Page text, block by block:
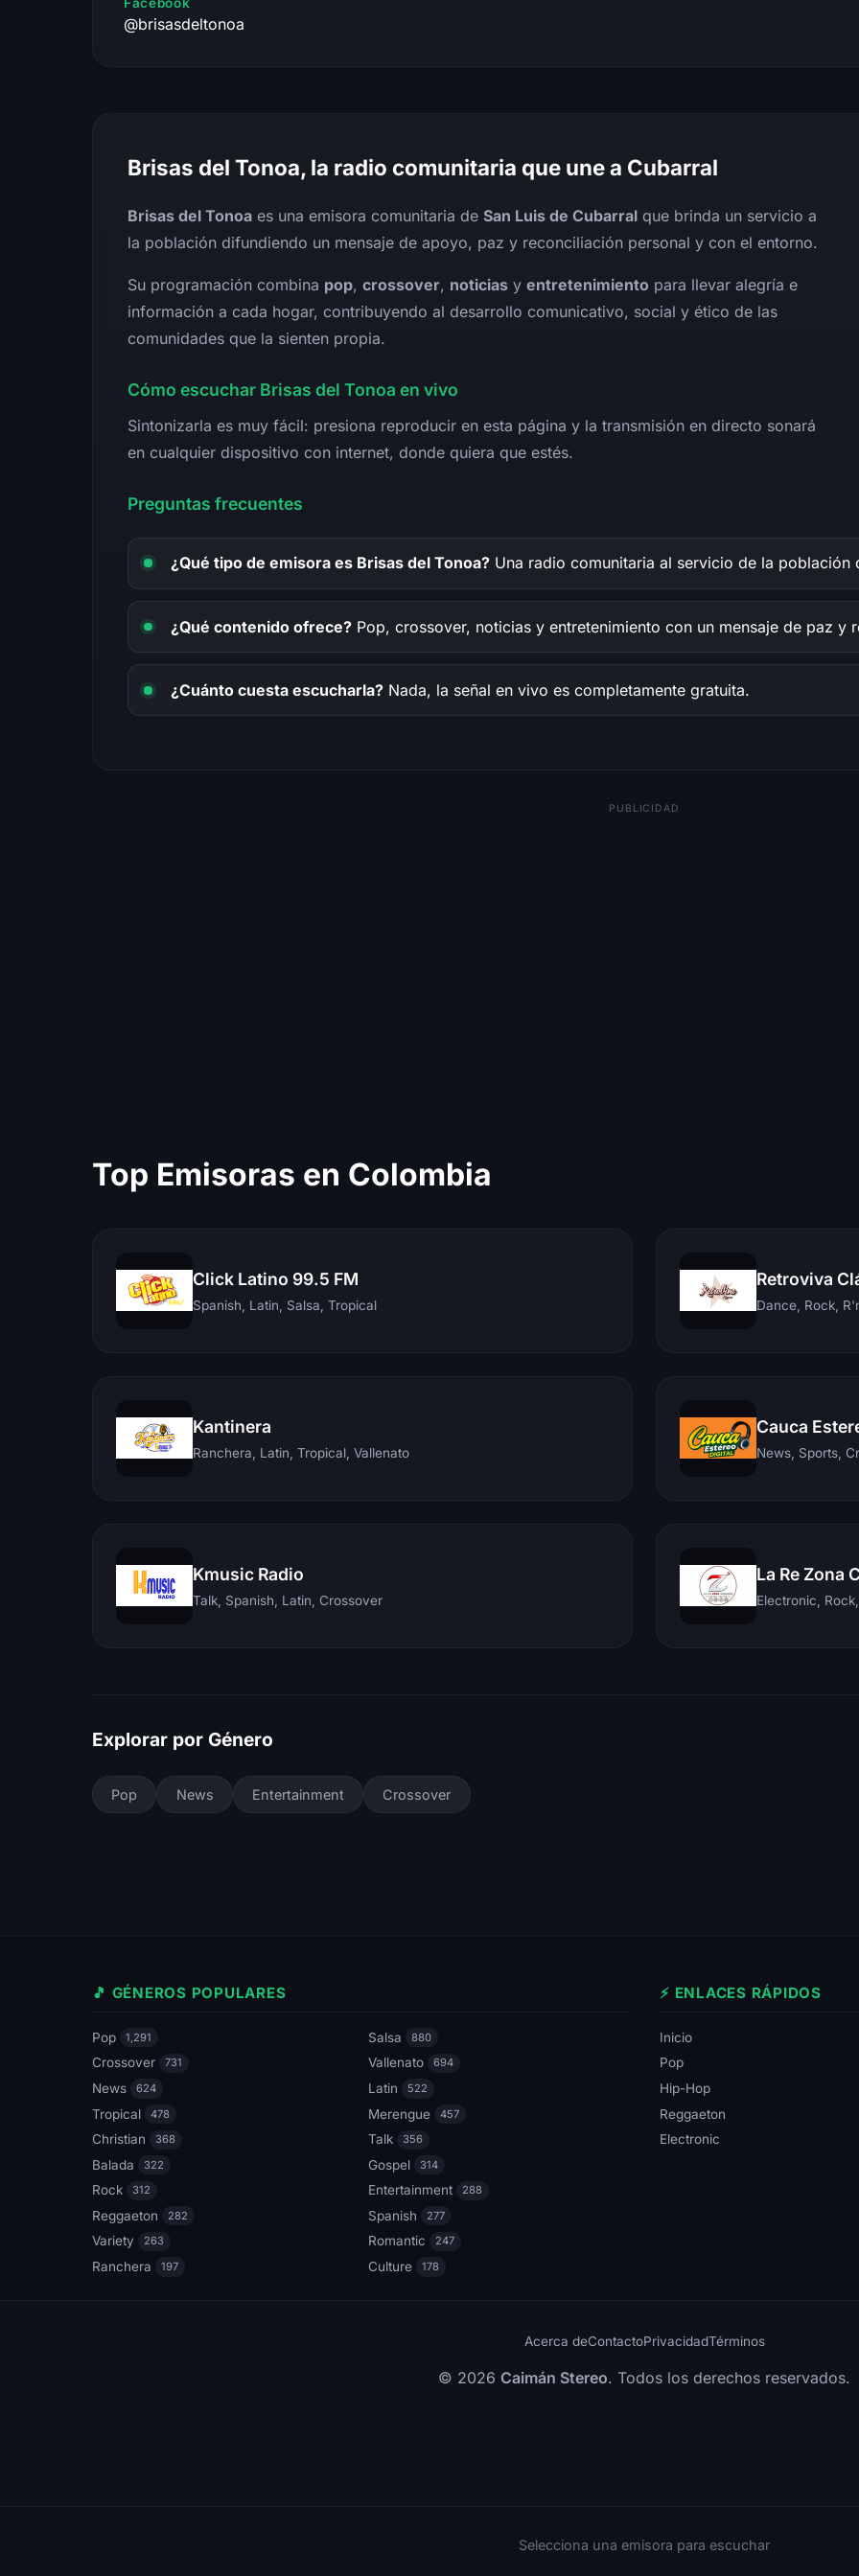
@brisasdeltonoa
Brisas del Tonoa, la radio comunitaria que une a Cubarral
Brisas del Tonoa es una emisora comunitaria de San Luis de Cubarral que brinda un servicio a
la población difundiendo un mensaje de apoyo, paz y reconciliación personal y con el entorno.
Su programación combina pop, crossover, noticias y entretenimiento para llevar alegría e
información a cada hogar, contribuyendo al desarrollo comunicativo, social y ético de las
comunidades que la sienten propia.
Cómo escuchar Brisas del Tonoa en vivo
Sintonizarla es muy fácil: presiona reproducir en esta página y la transmisión en directo sonará
en cualquier dispositivo con internet, donde quiera que estés.
Preguntas frecuentes
¿Qué tipo de emisora es Brisas del Tonoa? Una radio comunitaria al servicio de la población
¿Qué contenido ofrece? Pop, crossover, noticias y entretenimiento con un mensaje de paz y
¿Cuánto cuesta escucharla? Nada, la señal en vivo es completamente gratuita.
PUBLICIDAD
Top Emisoras en Colombia
Click Latino 99.5 FM
Spanish, Latin, Salsa, Tropical
Retroviva
Dance, Rock,
Kantinera
Ranchera, Latin, Tropical, Vallenato
Cauca
News, Sports,
Kmusic Radio
Talk, Spanish, Latin, Crossover
La Re Zona
Explorar por Género
Pop News Entertainment Crossover
🎵 GÉNEROS POPULARES
Pop 1,291 Salsa 880
Crossover 731 Vallenato 694
News 624 Latin 522
Tropical 478 Merengue 457
Christian 368 Talk 356
Balada 322 Gospel 314
Rock 312 Entertainment 288
Reggaeton 282 Spanish 277
Variety 263 Romantic 247
Ranchera 197 Culture 178
⚡ ENLACES RÁPIDOS
Inicio
Pop
Hip-Hop
Reggaeton
Electronic
Acerca deContactoPrivacidadTérminos
© 2026 Caimán Stereo. Todos los derechos reservados.
Selecciona una emisora para escuchar